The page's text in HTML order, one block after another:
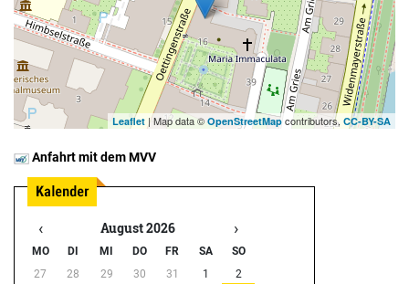
Leaflet | Map data © OpenStreetMap contributors, CC-BY-SA
Anfahrt mit dem MVV
‹ August 2026 ›
MO DI MI DO FR SA
SO
27
28 29 30 31 1
2